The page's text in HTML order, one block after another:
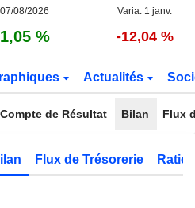
08/2026 Varia. 1 janv.
% -12,04 %
Actualités
Compte de Résultat Bilan Flux
Flux de Trésorerie